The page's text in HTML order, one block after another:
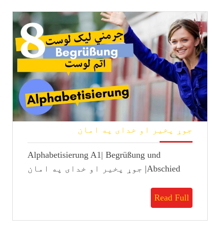
جوړ پخیر او خدای په امان
خدای
په
Alphabetisierung A1| Begrüßung und
Abschied| جوړ پخیر او خدای په امان
Read Full
Read
Full